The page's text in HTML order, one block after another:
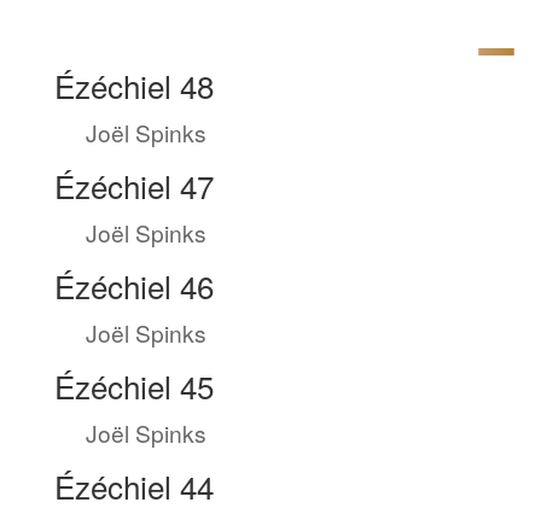
Ézéchiel 48
Joël Spinks
Ézéchiel 47
Joël Spinks
Ézéchiel 46
Joël Spinks
Ézéchiel 45
Joël Spinks
Ézéchiel 44